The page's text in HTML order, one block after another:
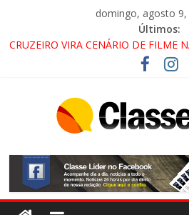
domingo, agosto 9,
Últimos:
CRUZEIRO VIRA CENÁRIO DE FILME
PROMOTOR DO GAECO
ACESSO À APARECIDA NA DUTRA
ALTERNATIVAS
LORENA, PINDAMONHANGABA E
PELA FÁBRICA DA COCA-COLA!